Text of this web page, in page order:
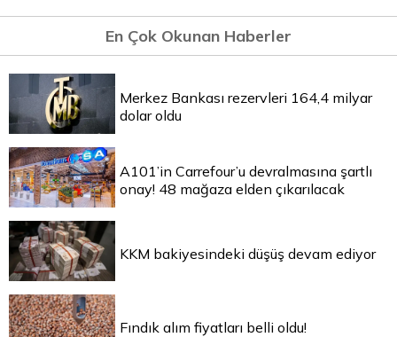
En Çok Okunan Haberler
Merkez Bankası rezervleri 164,4 milyar
dolar oldu
A101’in Carrefour’u devralmasına şartlı
onay! 48 mağaza elden çıkarılacak
KKM bakiyesindeki düşüş devam ediyor
Fındık alım fiyatları belli oldu!